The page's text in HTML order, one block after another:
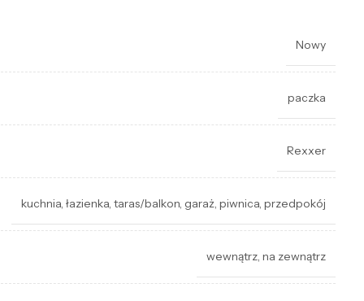
Nowy
paczka
Rexxer
kuchnia, łazienka, taras/balkon, garaż, piwnica, przedpokój
wewnątrz, na zewnątrz